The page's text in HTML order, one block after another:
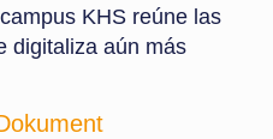
KHS reúne las
digitaliza aún más